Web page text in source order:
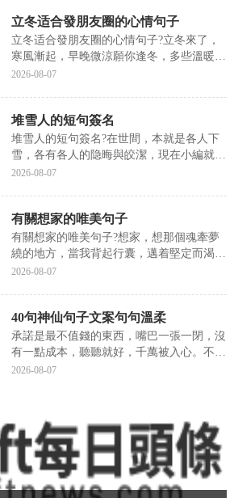
思苦想。意義：不用思考就作出反應。形容
做事、說話敏...
立冬适合發朋友圈的心情句子
立冬适合發朋友圈的心情句子?立冬來了，
寒風漸起，早晚微涼願你逢冬，多些溫暖，
下面我們就來聊聊關于立冬适合發朋友圈的
風漸起，早晚微涼。願你逢冬，多些溫暖。
冬日漫長，...
2026-08-07
堆雪人的短句簽名
堆雪人的短句簽名?在世間，本就是各人下
雪，各有各人的隐晦與皎潔，現在小編就來
說說關于堆雪人的短句簽名?下面内容希望
人的隐晦與皎潔。大雪天，一對戀人，堆了
一個“白雪公...
2026-08-07
有關想家的唯美句子
有關想家的唯美句子?想家，想那個魂牽夢
繞的地方，當我背起行囊，邁着堅定而渴望
的腳步，回家的歌曲萦繞耳旁，接下來我們
家的唯美句子想家，想那個魂牽夢繞的地
方，當我背起行...
2026-08-07
40句神仙句子文案句句溫柔
承諾是最不值錢的東西，嘴巴一張一閉，沒
有一點成本，聽聽就好，千萬被入心。不是
每個人都值得愛，更不是每個愛人都值得
讓我們相約在不...
2026-08-07